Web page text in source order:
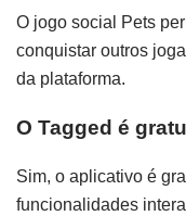
O jogo social Pets
conquistar outros
da plataforma.
O Tagged é
Sim, o aplicativo é
funcionalidades